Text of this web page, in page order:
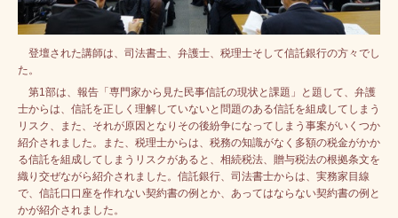
登壇された講師は、司法書士、弁護士、税理士そして信託銀行の方々でし
た。
第1部は、報告「専門家から見た民事信託の現状と課題」と題して、弁護
士からは、信託を正しく理解していないと問題のある信託を組成してしまう
リスク、また、それが原因となりその後紛争になってしまう事案がいくつか
紹介されました。
また、税理士からは、税務の知識がなく多額の税金がかか
る信託を組成してしまうリスクがあると、相続税法、贈与税法の根拠条文を
織り交ぜながら紹介されました。信託銀行、司法書士からは、実務家目線
で、信託口口座を作れない契約書の例とか、あってはならない契約書の例と
かが紹介されました。